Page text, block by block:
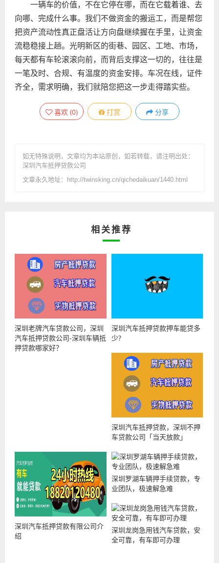
一辆车的价值，不在它停在哪，而在它载着谁、去
向哪、完成什么事。我们不做资金的搬运工，而是帮您
把资产流动性真正盘活让方向盘继续握在手里，让资金
流稳稳接上趟。光明新区的街巷、园区、工地、市场，
每天都有车轮滚滚向前，而背后支撑这一切的，往往是
一笔及时、合规、有温度的资金安排。车况在线，证件
齐全，需求明确，我们就陪您把这一步走得踏实些。
喜欢 (0) 打赏 分享
如无特殊说明，文章均为本站原创 ，如若转载，请注明出处：
深圳汽车抵押贷款公司
文章永久地址：http://twinsking.cn/qichedaikuan/1440.html
相关推荐
深圳老牌汽车贷款公司，深圳
汽车抵押贷款公司-深圳车辆抵
押贷款哪家好？
深圳汽车抵押贷款押车能贷多
少?
深圳汽车抵押贷款，深圳不押
车贷款公司「当天放款」
深圳汽车抵押贷款有限公司介
绍
深圳罗湖车辆押手续贷款，专
业团队，极速解急难
深圳龙岗急用钱汽车贷款，安
全可靠，有车即可办理